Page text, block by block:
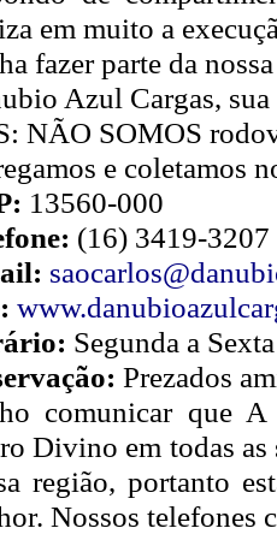
em muito a
fazer parte da
Azul Cargas,
NÃO SOMOS
e coletamos
13560-000
(16) 3419-
Segunda a
Prezados
comunicar que
Divino em todas as
região, portanto
Nossos telefones